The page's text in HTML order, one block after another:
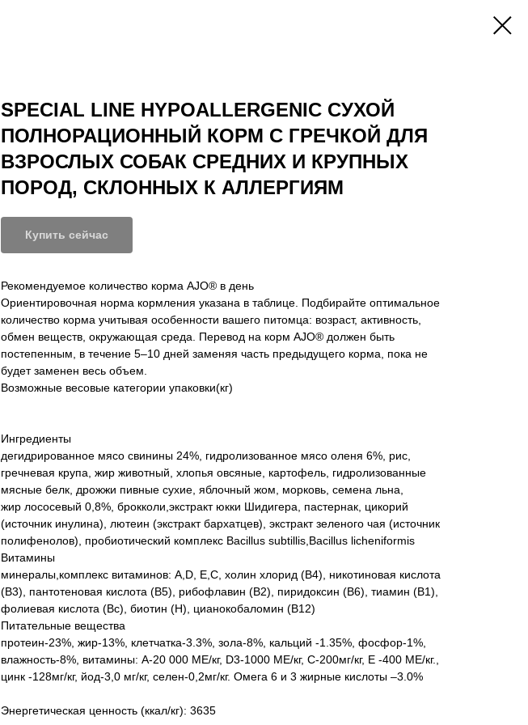
SPECIAL LINE HYPOALLERGENIC СУХОЙ
ПОЛНОРАЦИОННЫЙ КОРМ С ГРЕЧКОЙ ДЛЯ
ВЗРОСЛЫХ СОБАК СРЕДНИХ И КРУПНЫХ
ПОРОД, СКЛОННЫХ К АЛЛЕРГИЯМ
Купить сейчас
Рекомендуемое количество корма AJO® в день
Ориентировочная норма кормления указана в таблице. Подбирайте оптимальное
количество корма учитывая особенности вашего питомца: возраст, активность,
обмен веществ, окружающая среда. Перевод на корм AJO® должен быть
постепенным, в течение 5–10 дней заменяя часть предыдущего корма, пока не
будет заменен весь объем.
Возможные весовые категории упаковки(кг)
Ингредиенты
дегидрированное мясо свинины 24%, гидролизованное мясо оленя 6%, рис,
гречневая крупа, жир животный, хлопья овсяные, картофель, гидролизованные
мясные белк, дрожжи пивные сухие, яблочный жом, морковь, семена льна,
жир лососевый 0,8%, брокколи,экстракт юкки Шидигера, пастернак, цикорий
(источник инулина), лютеин (экстракт бархатцев), экстракт зеленого чая (источник
полифенолов), пробиотический комплекс Bacillus subtillis,Bacillus licheniformis
Витамины
минералы,комплекс витаминов: А,D, Е,С, холин хлорид (В4), никотиновая кислота
(В3), пантотеновая кислота (В5), рибофлавин (В2), пиридоксин (В6), тиамин (В1),
фолиевая кислота (Вс), биотин (Н), цианокобаломин (В12)
Питательные вещества
протеин-23%, жир-13%, клетчатка-3.3%, зола-8%, кальций -1.35%, фосфор-1%,
влажность-8%, витамины: А-20 000 МЕ/кг, D3-1000 МЕ/кг, С-200мг/кг, Е -400 МЕ/кг.,
цинк -128мг/кг, йод-3,0 мг/кг, селен-0,2мг/кг. Омега 6 и 3 жирные кислоты –3.0%
Энергетическая ценность (ккал/кг): 3635